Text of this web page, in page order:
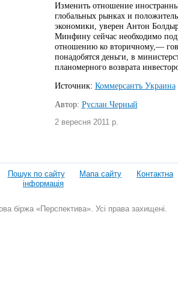
Изменить отношение
глобальных рынках и
экономики, уверен Антон
Минфину сейчас необходимо
отношению ко вторичному,—
понадобятся деньги, в
планомерного возврата
Источник: Коммерсантъ Украина
Автор: Руслан Черный
2 вересня 2011 р.
Пошук по сайту Мапа сайту
Контактна
інформація
біржа «Перспектива». Усі права захищені.